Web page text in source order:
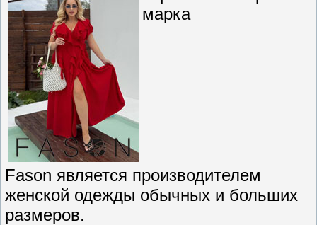
марка
Fason является производителем
женской одежды обычных и больших
размеров.